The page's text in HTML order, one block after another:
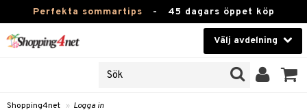
Perfekta sommartips - 45 dagars öppet köp
Välj avdelning
Kontaktlinser
Shopping4net » Logga in